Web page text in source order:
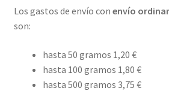
Los gastos de envío con envío
son:
hasta 50 gramos 1,20 €
hasta 100 gramos 1,80 €
hasta 500 gramos 3,75 €